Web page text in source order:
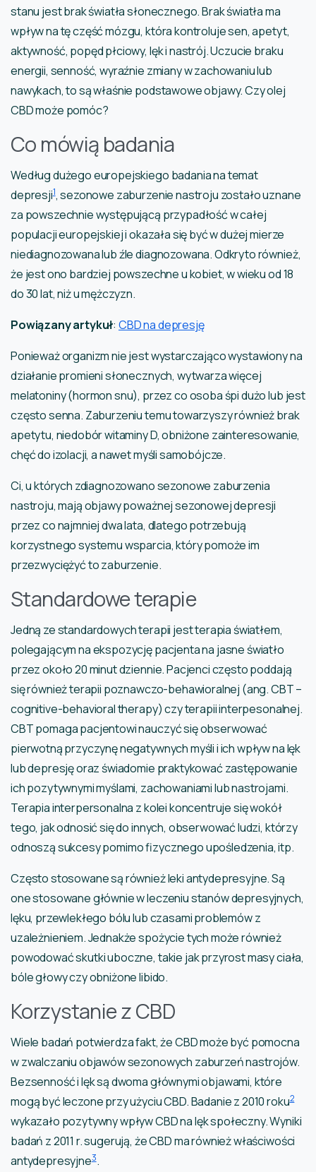
stanu jest brak światła słonecznego. Brak światła ma
wpływ na tę część mózgu, która kontroluje sen, apetyt,
aktywność, popęd płciowy, lęk i nastrój. Uczucie braku
energii, senność, wyraźnie zmiany w zachowaniu lub
nawykach, to są właśnie podstawowe objawy. Czy olej
CBD może pomóc?
Co mówią badania
Według dużego europejskiego badania na temat
depresji1, sezonowe zaburzenie nastroju zostało uznane
za powszechnie występującą przypadłość w całej
populacji europejskiej i okazała się być w dużej mierze
niediagnozowana lub źle diagnozowana. Odkryto również,
że jest ono bardziej powszechne u kobiet, w wieku od 18
do 30 lat, niż u mężczyzn.
Powiązany artykuł: CBD na depresję
Ponieważ organizm nie jest wystarczająco wystawiony na
działanie promieni słonecznych, wytwarza więcej
melatoniny (hormon snu), przez co osoba śpi dużo lub jest
często senna. Zaburzeniu temu towarzyszy również brak
apetytu, niedobór witaminy D, obniżone zainteresowanie,
chęć do izolacji, a nawet myśli samobójcze.
Ci, u których zdiagnozowano sezonowe zaburzenia
nastroju, mają objawy poważnej sezonowej depresji
przez co najmniej dwa lata, dlatego potrzebują
korzystnego systemu wsparcia, który pomoże im
przezwyciężyć to zaburzenie.
Standardowe terapie
Jedną ze standardowych terapii jest terapia światłem,
polegającym na ekspozycję pacjenta na jasne światło
przez około 20 minut dziennie. Pacjenci często poddają
się również terapii poznawczo-behawioralnej (ang. CBT –
cognitive-behavioral therapy) czy terapii interpesonalnej.
CBT pomaga pacjentowi nauczyć się obserwować
pierwotną przyczynę negatywnych myśli i ich wpływ na lęk
lub depresję oraz świadomie praktykować zastępowanie
ich pozytywnymi myślami, zachowaniami lub nastrojami.
Terapia interpersonalna z kolei koncentruje się wokół
tego, jak odnosić się do innych, obserwować ludzi, którzy
odnoszą sukcesy pomimo fizycznego upośledzenia, itp.
Często stosowane są również leki antydepresyjne. Są
one stosowane głównie w leczeniu stanów depresyjnych,
lęku, przewlekłego bólu lub czasami problemów z
uzależnieniem. Jednakże spożycie tych może również
powodować skutki uboczne, takie jak przyrost masy ciała,
bóle głowy czy obniżone libido.
Korzystanie z CBD
Wiele badań potwierdza fakt, że CBD może być pomocna
w zwalczaniu objawów sezonowych zaburzeń nastrojów.
Bezsenność i lęk są dwoma głównymi objawami, które
mogą być leczone przy użyciu CBD. Badanie z 2010 roku2
wykazało pozytywny wpływ CBD na lęk społeczny. Wyniki
badań z 2011 r. sugerują, że CBD ma również właściwości
antydepresyjne3.